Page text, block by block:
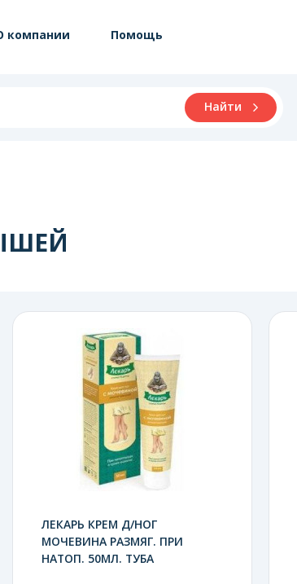
компании Помощь
Найти
ЛЕКАРЬ КРЕМ Д/НОГ
МОЧЕВИНА РАЗМЯГ. ПРИ
НАТОП. 50МЛ. ТУБА